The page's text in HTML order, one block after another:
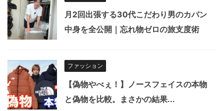
月2回出張する30代こだわり男のカバン
中身を全公開｜忘れ物ゼロの旅支度術
ファッション
【偽物やべぇ！】ノースフェイスの本物
と偽物を比較。まさかの結果...